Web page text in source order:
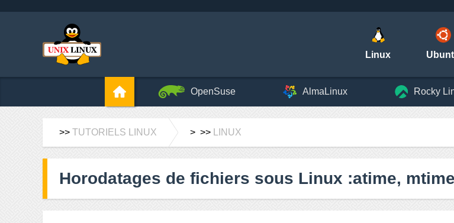
Linux
OpenSuse AlmaLinux Rocky
>> TUTORIELS LINUX > >> LINUX
Horodatages de fichiers sous Linux :atime,